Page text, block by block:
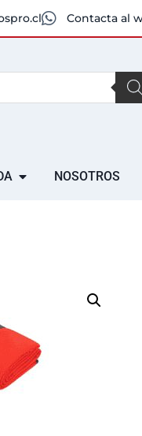
Contacta al
NOSOTROS